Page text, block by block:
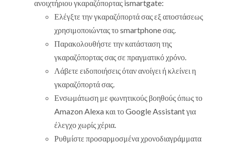
ανοιχτήριου γκαραζόπορτας ismartgate:
Ελέγξτε την γκαραζόπορτά σας εξ αποστάσεως
χρησιμοποιώντας το smartphone σας.
Παρακολουθήστε την κατάσταση της
γκαραζόπορτας σας σε πραγματικό χρόνο.
Λάβετε ειδοποιήσεις όταν ανοίγει ή κλείνει η
γκαραζόπορτά σας.
Ενσωμάτωση με φωνητικούς βοηθούς όπως το
Amazon Alexa και το Google Assistant για
έλεγχο χωρίς χέρια.
Ρυθμίστε προσαρμοσμένα χρονοδιαγράμματα